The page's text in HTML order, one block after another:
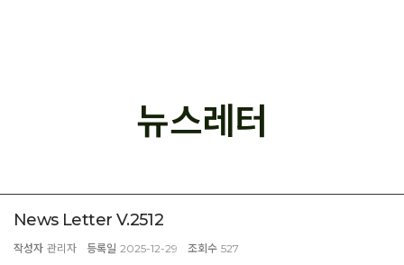
뉴스레터
News Letter V.2512
작성자 관리자 등록일 2025-12-29 조회수 527